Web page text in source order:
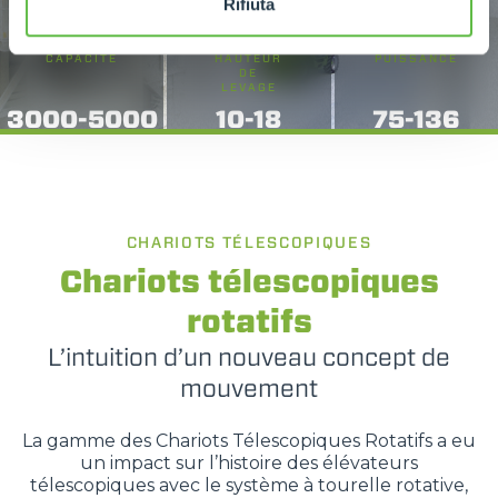
CAPACITÉ
3000-5000
HAUTEUR
DE
LEVAGE
10-18
PUISSANCE
75-136
CHARIOTS TÉLESCOPIQUES
Chariots télescopiques
rotatifs
L’intuition d’un nouveau concept de
mouvement
La gamme des Chariots Télescopiques Rotatifs a eu
un impact sur l’histoire des élévateurs
télescopiques avec le système à tourelle rotative,